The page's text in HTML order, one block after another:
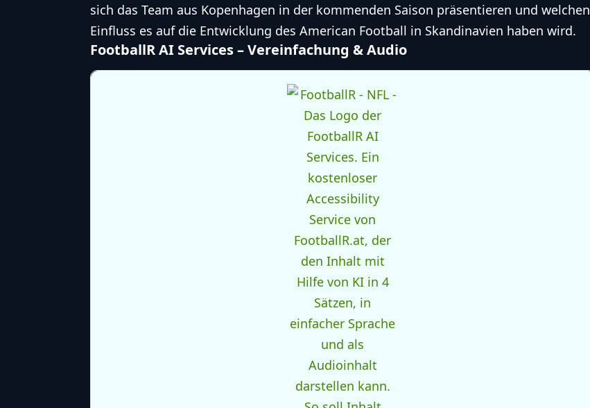
sich das Team aus Kopenhagen in der kommenden Saison präsentieren und welchen
Einfluss es auf die Entwicklung des American Football in Skandinavien haben wird.
FootballR AI Services – Vereinfachung & Audio